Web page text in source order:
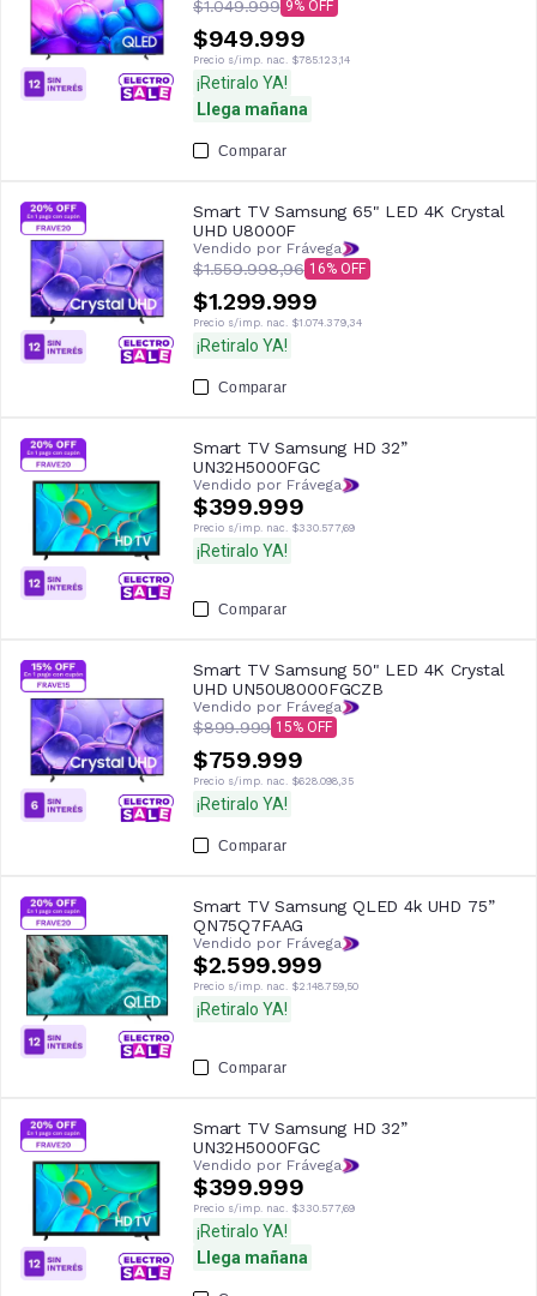
$1.049.999 9
$949.999
Precio s/imp. nac. $785.123,14
¡Retiralo YA!
Llega mañana
Comparar
Smart TV Samsung 65" LED 4K Crystal
UHD U8000F
Vendido por Frávega
$1.559.998,96 16
$1.299.999
Precio s/imp. nac. $1.074.379,34
¡Retiralo YA!
Comparar
Smart TV Samsung HD 32”
UN32H5000FGC
Vendido por Frávega
$399.999
Precio s/imp. nac. $330.577,69
¡Retiralo YA!
Comparar
Smart TV Samsung 50" LED 4K Crystal
UHD UN50U8000FGCZB
Vendido por Frávega
$899.999 15
$759.999
Precio s/imp. nac. $628.098,35
¡Retiralo YA!
Comparar
Smart TV Samsung QLED 4k UHD 75”
QN75Q7FAAG
Vendido por Frávega
$2.599.999
Precio s/imp. nac. $2.148.759,50
¡Retiralo YA!
Comparar
Smart TV Samsung HD 32”
UN32H5000FGC
Vendido por Frávega
$399.999
Precio s/imp. nac. $330.577,69
¡Retiralo YA!
Llega mañana